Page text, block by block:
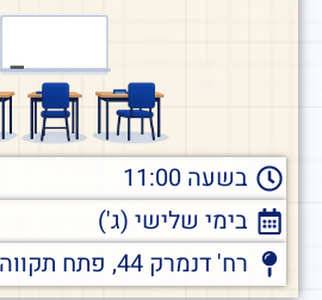
בשעה 11:00
בימי שלישי (ג')
רח' דנמרק 44, פתח תקווה